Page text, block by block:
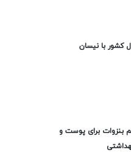
کشور با نیسان
برای پوست و